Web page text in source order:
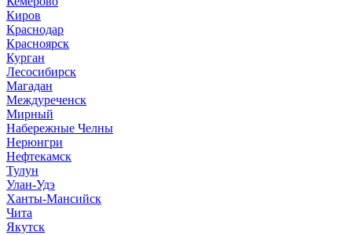
Киров
Краснодар
Красноярск
Курган
Лесосибирск
Магадан
Междуреченск
Мирный
Набережные Челны
Нерюнгри
Нефтекамск
Тулун
Улан-Удэ
Ханты-Мансийск
Чита
Якутск